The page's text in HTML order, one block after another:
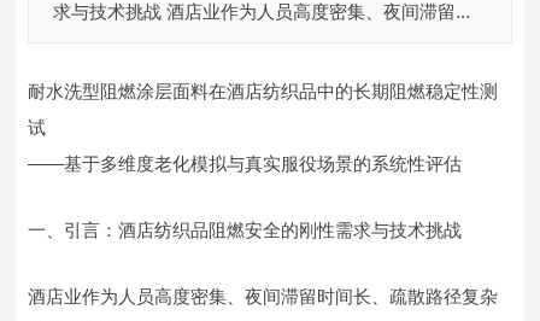
求与技术挑战 酒店业作为人员高度密集、夜间滞留...
耐水洗型阻燃涂层面料在酒店纺织品中的长期阻燃稳定性测
试
——基于多维度老化模拟与真实服役场景的系统性评估
一、引言：酒店纺织品阻燃安全的刚性需求与技术挑战
酒店业作为人员高度密集、夜间滞留时间长、疏散路径复杂